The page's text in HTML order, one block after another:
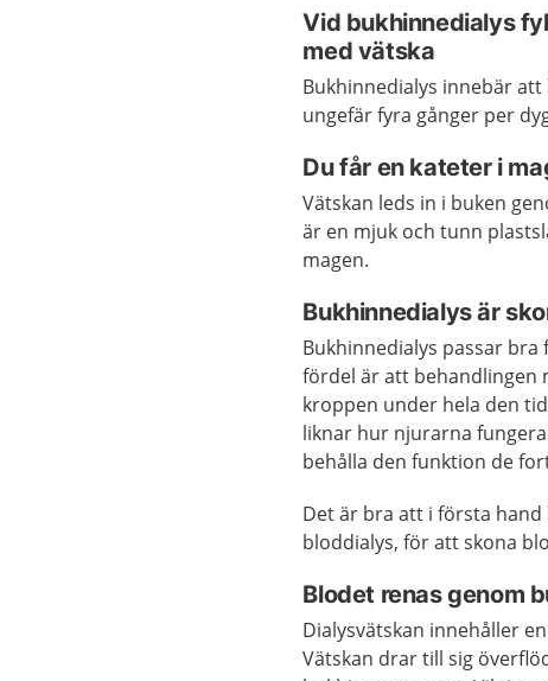
Vid bukhinnedialys
med vätska
Bukhinnedialys innebär att
ungefär fyra gånger per
Du får en kateter i
Vätskan leds in i buken
är en mjuk och tunn
magen.
Bukhinnedialys är
Bukhinnedialys passar
fördel är att behandlingen
kroppen under hela den
liknar hur njurarna
behålla den funktion de
Det är bra att i första
bloddialys, för att skona
Blodet renas genom
Dialysvätskan innehåller
Vätskan drar till sig